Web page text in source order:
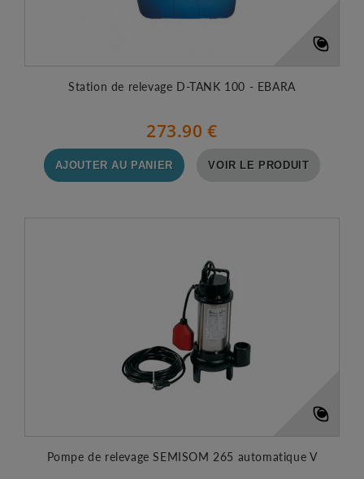
Station de relevage D-TANK 100 - EBARA
273.90 €
AJOUTER AU PANIER VOIR LE PRODUIT
Pompe de relevage SEMISOM 265 automatique V